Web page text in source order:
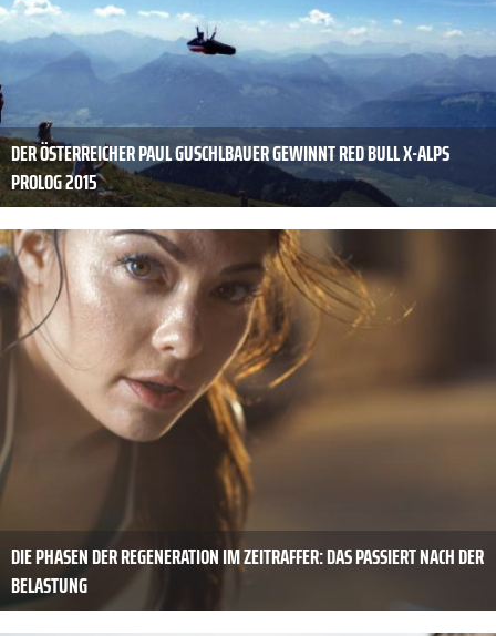
DER ÖSTERREICHER PAUL GUSCHLBAUER GEWINNT RED BULL X-ALPS
PROLOG 2015
DIE PHASEN DER REGENERATION IM ZEITRAFFER: DAS PASSIERT NACH DER
BELASTUNG